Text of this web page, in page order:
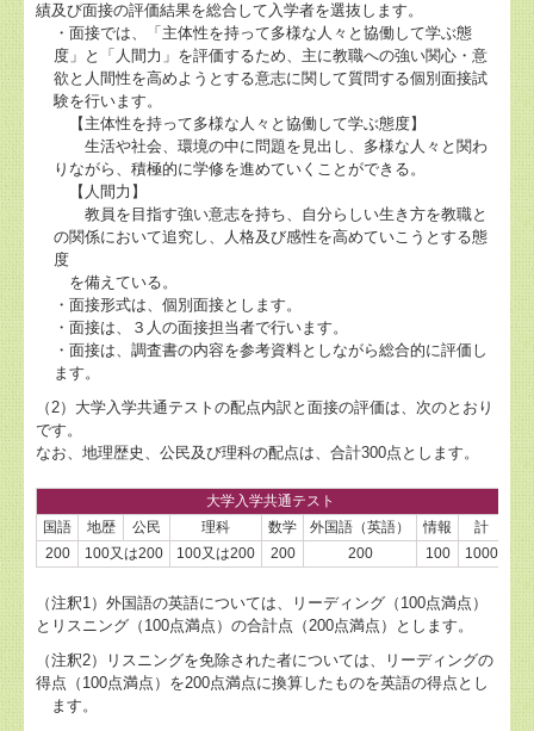
績及び面接の評価結果を総合して入学者を選抜します。
・面接では、「主体性を持って多様な人々と協働して学ぶ態
度」と「人間力」を評価するため、主に教職への強い関心・意
欲と人間性を高めようとする意志に関して質問する個別面接試
験を行います。
【主体性を持って多様な人々と協働して学ぶ態度】
生活や社会、環境の中に問題を見出し、多様な人々と関わ
りながら、積極的に学修を進めていくことができる。
【人間力】
教員を目指す強い意志を持ち、自分らしい生き方を教職と
の関係において追究し、人格及び感性を高めていこうとする態
度
を備えている。
・面接形式は、個別面接とします。
・面接は、３人の面接担当者で行います。
・面接は、調査書の内容を参考資料としながら総合的に評価し
ます。
（2）大学入学共通テストの配点内訳と面接の評価は、次のとおり
です。
なお、地理歴史、公民及び理科の配点は、合計300点とします。
大学入学共通テスト
国語
地歴 公民 理科 数学 外国語（英語） 情報
計
200
100又は200 100又は200 200 200 100 1000 段
（注釈1）外国語の英語については、リーディング（100点満点）
とリスニング（100点満点）の合計点（200点満点）とします。
（注釈2）リスニングを免除された者については、リーディングの
得点（100点満点）を200点満点に換算したものを英語の得点とし
ます。